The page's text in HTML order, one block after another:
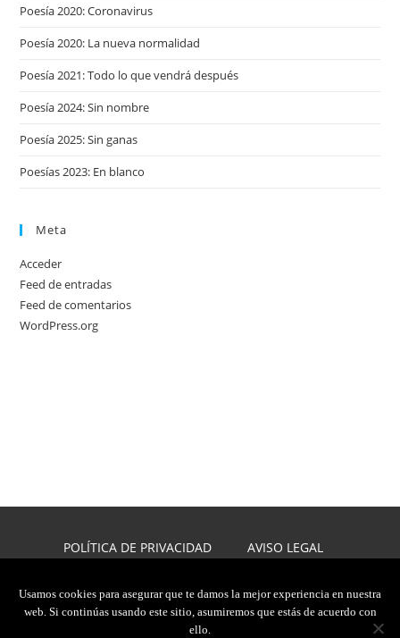
Poesía 2020: Coronavirus
Poesía 2020: La nueva normalidad
Poesía 2021: Todo lo que vendrá después
Poesía 2024: Sin nombre
Poesía 2025: Sin ganas
Poesías 2023: En blanco
Meta
Acceder
Feed de entradas
Feed de comentarios
WordPress.org
POLÍTICA DE PRIVACIDAD
AVISO LEGAL
2026, JAVIER CARMONA
Usamos cookies para asegurar que te damos la mejor experiencia en nuestra
web. Si continúas usando este sitio, asumiremos que estás de acuerdo con
ello.